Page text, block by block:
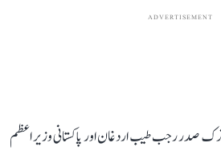
ADVERTISEMENT
صدر رجب طیب اردغان اور پاکستانی وزیر اعظم